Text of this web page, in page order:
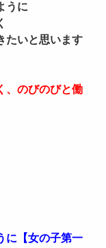
うに
たいと思います
、のびのびと働
に【女の子第一